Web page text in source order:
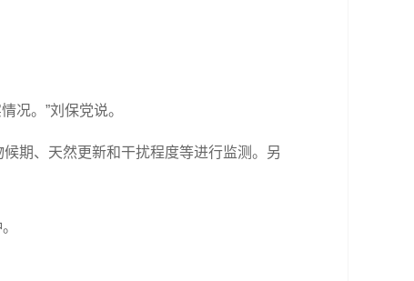
。”刘保党说。
期、天然更新和干扰程度等进行监测。另